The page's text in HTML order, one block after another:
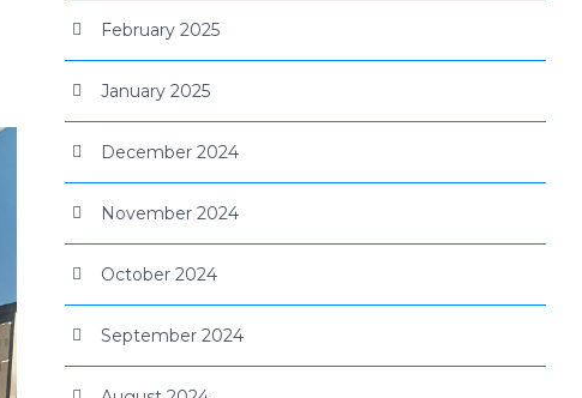
February 2025
January 2025
December 2024
November 2024
October 2024
September 2024